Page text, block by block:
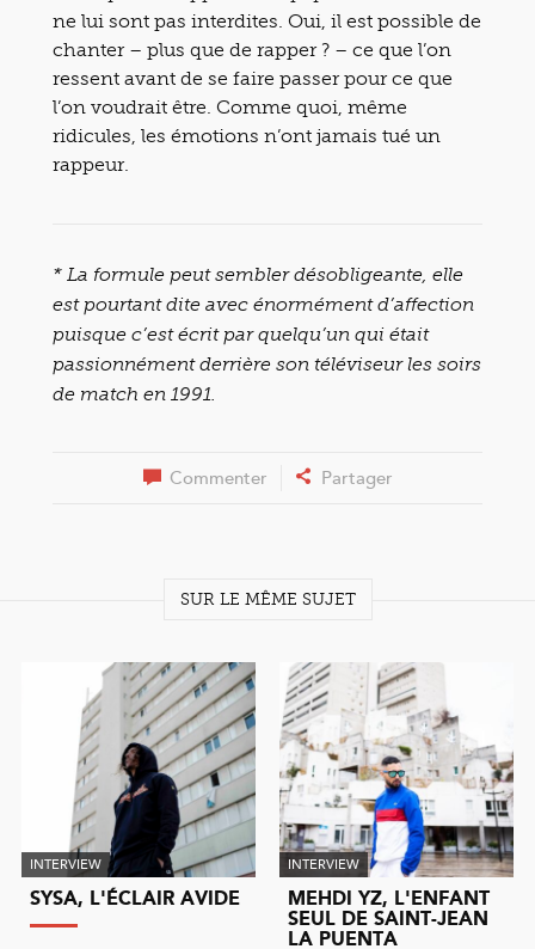
ne lui sont pas interdites. Oui, il est possible de
chanter – plus que de rapper ? – ce que l’on
ressent avant de se faire passer pour ce que
l’on voudrait être. Comme quoi, même
ridicules, les émotions n’ont jamais tué un
rappeur.
* La formule peut sembler désobligeante, elle
est pourtant dite avec énormément d’affection
puisque c’est écrit par quelqu’un qui était
passionnément derrière son téléviseur les soirs
de match en 1991.
Commenter Partager
SUR LE MÊME SUJET
INTERVIEW
SYSA, L'ÉCLAIR AVIDE
INTERVIEW
MEHDI YZ, L'ENFANT
SEUL DE SAINT-JEAN
LA PUENTA